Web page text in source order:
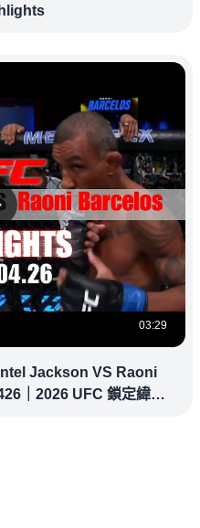
03:29
Jackson VS Raoni
｜2026 UFC 鎖定緯